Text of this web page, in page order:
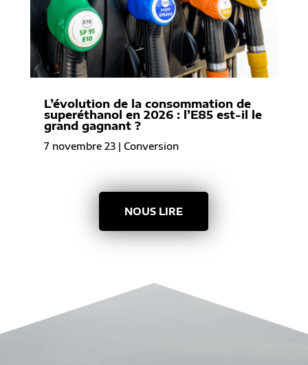
L’évolution de la consommation de
superéthanol en 2026 : l’E85 est-il le
grand gagnant ?
7 novembre 23| Conversion
NOUS LIRE